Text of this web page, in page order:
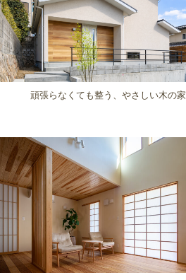
頑張らなくても整う、やさしい木の家